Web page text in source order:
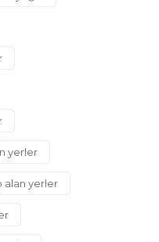
yerler
alan yerler